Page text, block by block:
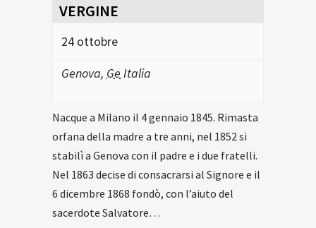
VERGINE
24 ottobre
Genova, Ge Italia
Nacque a Milano il 4 gennaio 1845. Rimasta
orfana della madre a tre anni, nel 1852 si
stabilì a Genova con il padre e i due fratelli.
Nel 1863 decise di consacrarsi al Signore e il
6 dicembre 1868 fondò, con l’aiuto del
sacerdote Salvatore…